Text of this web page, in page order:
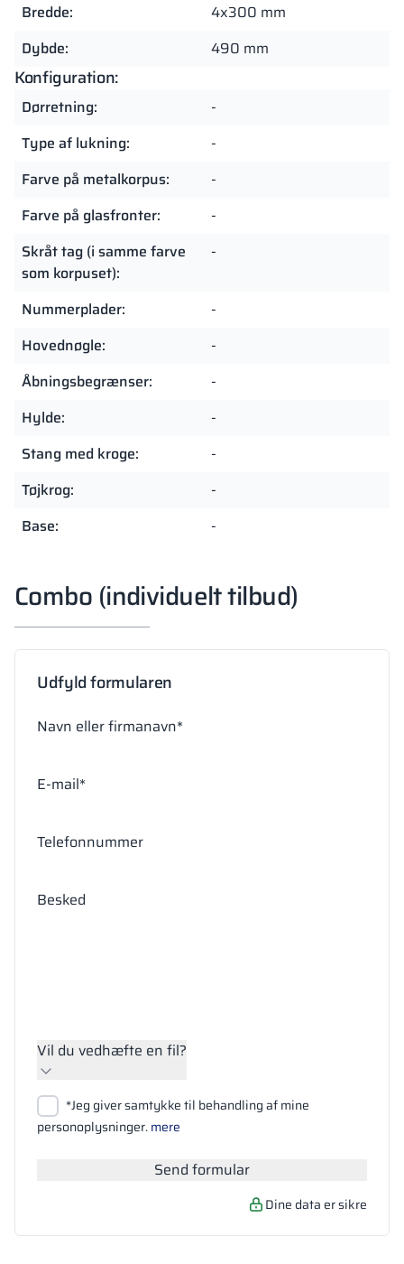
Bredde:
4x300 mm
Dybde:
490 mm
Konfiguration:
Dørretning:
-
Type af lukning:
-
Farve på metalkorpus:
-
Farve på glasfronter:
-
Skråt tag (i samme farve
som korpuset):
-
Nummerplader:
-
Hovednøgle:
-
Åbningsbegrænser:
-
Hylde:
-
Stang med kroge:
-
Tøjkrog:
-
Base:
-
Combo (individuelt tilbud)
Udfyld formularen
Navn eller firmanavn*
E-mail*
Telefonnummer
Besked
Vil du vedhæfte en fil?
Vedhæft filer
Søg
*Jeg giver samtykke til behandling af mine
personoplysninger.mere
Send formular
Dine data er sikre